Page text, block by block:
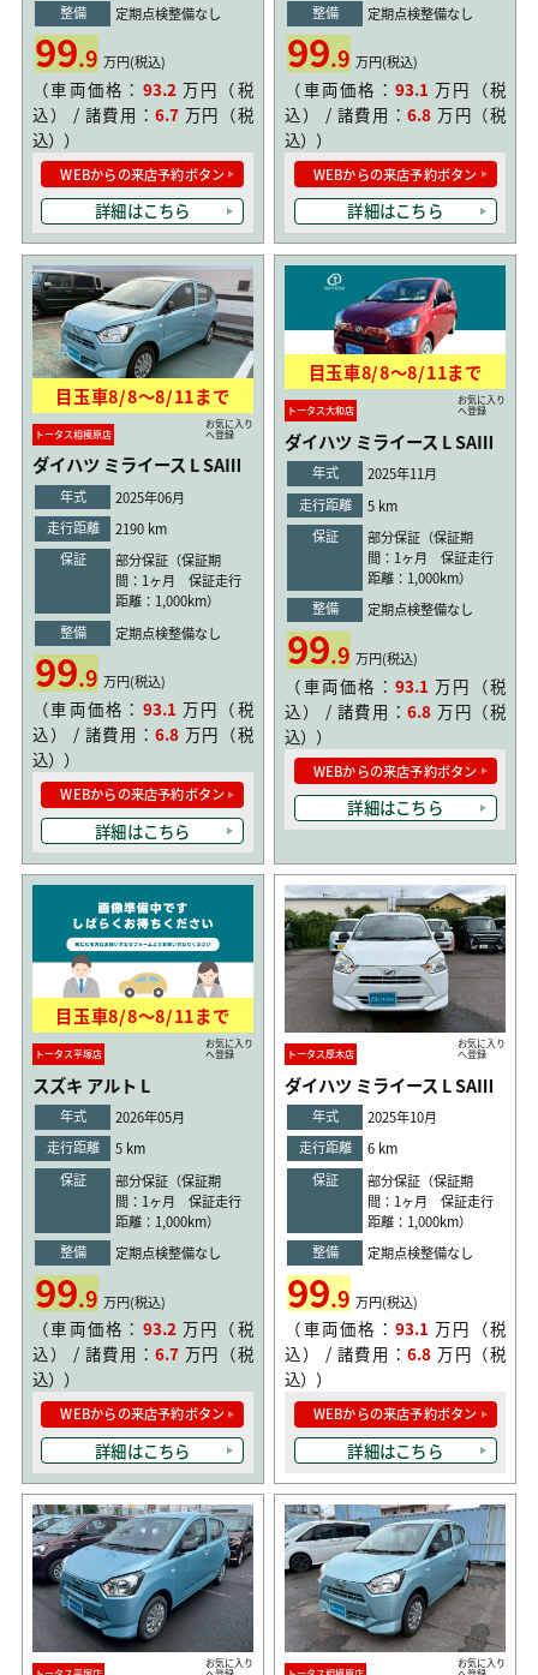
整備
定期点検整備なし
99.9 万円(税込)
（車両価格： 93.2万円（税
込） / 諸費用：6.7 万円（税
込））
WEBからの来店予約ボタン
詳細はこちら
整備
定期点検整備なし
99.9 万円(税込)
（車両価格： 93.1 万円（税
込） / 諸費用：6.8 万円（税
込））
WEBからの来店予約ボタン
詳細はこちら
目玉車8/8〜8/11まで
トータス相模原店
お気に入り
へ登録
ダイハツ ミライース L SAⅢ
年式
2025年06月
走行距離
2190 km
保証
部分保証（保証期
間：1ヶ月 保証走行
距離：1,000km）
整備
定期点検整備なし
99.9 万円(税込)
（車両価格： 93.1 万円（税
込） / 諸費用：6.8 万円（税
込））
WEBからの来店予約ボタン
詳細はこちら
目玉車8/8〜8/11まで
トータス大和店
お気に入り
へ登録
ダイハツ ミライース L SAⅢ
年式
2025年11月
走行距離
5 km
保証
部分保証（保証期
間：1ヶ月 保証走行
距離：1,000km）
整備
定期点検整備なし
99.9 万円(税込)
（車両価格： 93.1 万円（税
込） / 諸費用：6.8 万円（税
込））
WEBからの来店予約ボタン
詳細はこちら
目玉車8/8〜8/11まで
トータス平塚店
お気に入り
へ登録
スズキ アルト L
年式
2026年05月
走行距離
5 km
保証
部分保証（保証期
間：1ヶ月 保証走行
距離：1,000km）
整備
定期点検整備なし
99.9 万円(税込)
（車両価格： 93.2万円（税
込） / 諸費用：6.7 万円（税
込））
WEBからの来店予約ボタン
詳細はこちら
トータス厚木店
お気に入り
へ登録
ダイハツ ミライース L SAⅢ
年式
2025年10月
走行距離
6 km
保証
部分保証（保証期
間：1ヶ月 保証走行
距離：1,000km）
整備
定期点検整備なし
99.9 万円(税込)
（車両価格： 93.1 万円（税
込） / 諸費用：6.8 万円（税
込））
WEBからの来店予約ボタン
詳細はこちら
お気に入り
お気に入り